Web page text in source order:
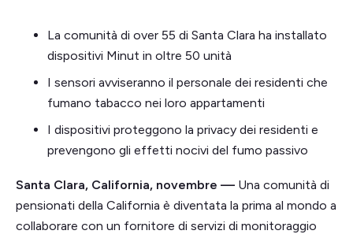
La comunità di over 55 di Santa Clara ha installato
dispositivi Minut in oltre 50 unità
I sensori avviseranno il personale dei residenti che
fumano tabacco nei loro appartamenti
I dispositivi proteggono la privacy dei residenti e
prevengono gli effetti nocivi del fumo passivo
Santa Clara, California, novembre — Una comunità di
pensionati della California è diventata la prima al mondo a
collaborare con un fornitore di servizi di monitoraggio